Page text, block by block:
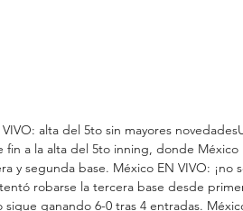
alta del 5to sin mayores
fin a la alta del 5to inning, donde
y segunda base. México EN VIVO: ¡no
robarse la tercera base desde
sigue ganando 6-0 tras 4 entradas.